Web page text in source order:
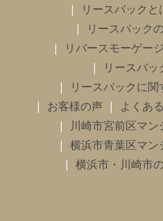
リースバック
リースバック
リバースモーゲー
リースバ
リースバックに
お客様の声
よくあ
川崎市宮前区マ
横浜市青葉区マ
横浜市・川崎市